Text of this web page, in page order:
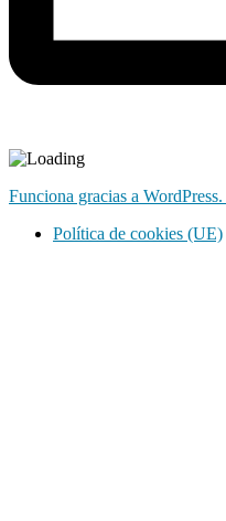
Funciona gracias a WordPress.
Política de cookies (UE)